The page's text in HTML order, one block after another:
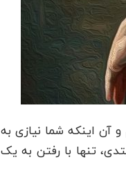
آن اینکه شما نیازی به
تنها با رفتن به یک